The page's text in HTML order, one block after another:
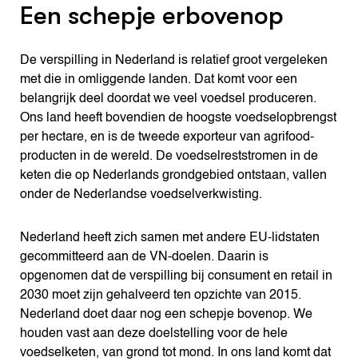
Een schepje erbovenop
De verspilling in Nederland is relatief groot vergeleken
met die in omliggende landen. Dat komt voor een
belangrijk deel doordat we veel voedsel produceren.
Ons land heeft bovendien de hoogste voedselopbrengst
per hectare, en is de tweede exporteur van agrifood-
producten in de wereld. De voedselreststromen in de
keten die op Nederlands grondgebied ontstaan, vallen
onder de Nederlandse voedselverkwisting.
Nederland heeft zich samen met andere EU-lidstaten
gecommitteerd aan de VN-doelen. Daarin is
opgenomen dat de verspilling bij consument en retail in
2030 moet zijn gehalveerd ten opzichte van 2015.
Nederland doet daar nog een schepje bovenop. We
houden vast aan deze doelstelling voor de hele
voedselketen, van grond tot mond. In ons land komt dat